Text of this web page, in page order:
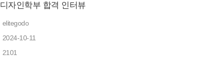
디자인학부 합격 인터뷰
elitegodo
2024-10-11
2101